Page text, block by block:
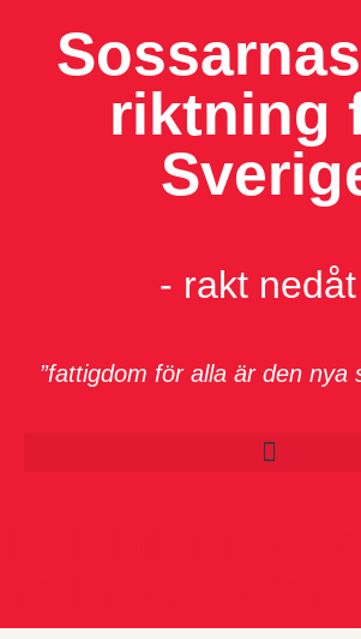
riktning
- rakt
”fattigdom för alla är den nya